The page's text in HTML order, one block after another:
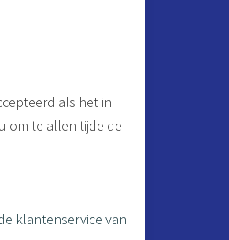
als het in
om te allen tijde de
klantenservice van